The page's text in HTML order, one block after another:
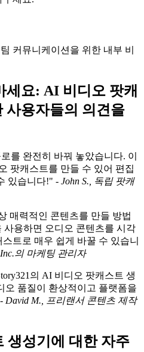
커뮤니케이션을 위한 내부 비
세요: AI 비디오 팟캐
사용자들의 의견을
를 완전히 바꿔 놓았습니다. 이
팟캐스트를 만들 수 있어 편집
있습니다!" - John S., 독립 팟캐
매력적인 콘텐츠를 만들 방법
사용하면 오디오 콘텐츠를 시각
트로 매우 쉽게 바꿀 수 있습니
Inc.의 마케팅 관리자
의 AI 비디오 팟캐스트 생
오 품질이 환상적이고 플랫폼을
David M., 프리랜서 콘텐츠 제작
생성기에 대한 자주